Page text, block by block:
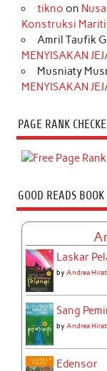
tikno on
Konstruksi
Amril Taufik
MENYISAKAN
Musniaty
MENYISAKAN
PAGE RANK
GOOD READS BOOK
Laskar
byAndrea
Sang
byAndrea
Edensor